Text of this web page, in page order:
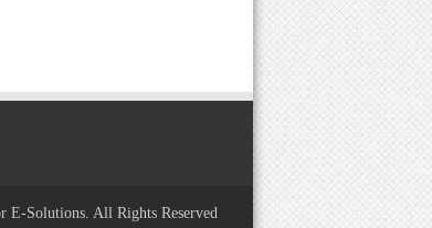
E-Solutions. All Rights Reserved